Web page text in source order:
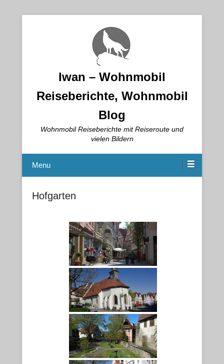
Iwan – Wohnmobil
Reiseberichte, Wohnmobil
Blog
Wohnmobil Reiseberichte mit Reiseroute und
vielen Bildern
Menu
Hofgarten